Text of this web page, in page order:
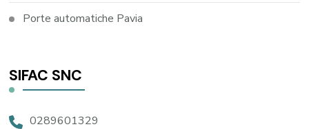
Porte automatiche Pavia
SIFAC SNC
0289601329